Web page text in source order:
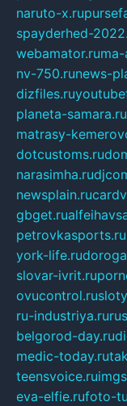
naruto-x.ru
spayderhed-
webamator.ruma-
nv-750.runews-
dizfiles.ru
planeta-samara.ru
matrasy-
dotcustoms.ru
narasimha.ru
newsplain.ru
gbget.ru
petrovkasports.ru
york-life.ru
slovar-ivrit.ru
ovucontrol.ru
ru-industriya.ru
belgorod-day.ru
medic-today.ru
teensvoice.ru
eva-elfie.rufoto-